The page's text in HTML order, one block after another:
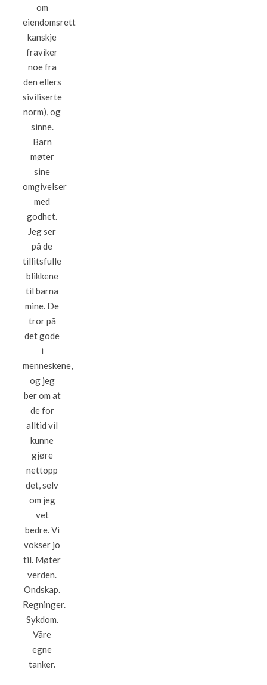
om
eiendomsrett
kanskje
fraviker
noe fra
den ellers
siviliserte
norm), og
sinne.
Barn
møter
sine
omgivelser
med
godhet.
Jeg ser
på de
tillitsfulle
blikkene
til barna
mine. De
tror på
det gode
i
menneskene,
og jeg
ber om at
de for
alltid vil
kunne
gjøre
nettopp
det, selv
om jeg
vet
bedre. Vi
vokser jo
til. Møter
verden.
Ondskap.
Regninger.
Sykdom.
Våre
egne
tanker.